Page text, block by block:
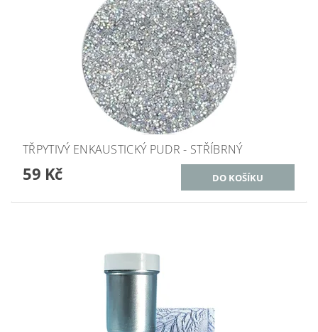
TŘPYTIVÝ ENKAUSTICKÝ PUDR - STŘÍBRNÝ
59 Kč